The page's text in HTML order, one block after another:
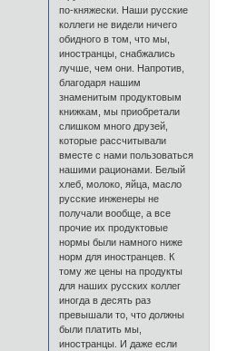
по-княжески. Наши русские
коллеги не видели ничего
обидного в том, что мы,
иностранцы, снабжались
лучше, чем они. Напротив,
благодаря нашим
знаменитым продуктовым
книжкам, мы приобретали
слишком много друзей,
которые рассчитывали
вместе с нами пользоваться
нашими рационами. Белый
хлеб, молоко, яйца, масло
русские инженеры не
получали вообще, а все
прочие их продуктовые
нормы были намного ниже
норм для иностранцев. К
тому же цены на продукты
для наших русских коллег
иногда в десять раз
превышали то, что должны
были платить мы,
иностранцы. И даже если